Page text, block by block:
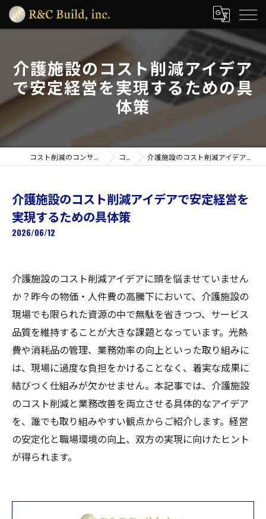
介護施設のコスト削減アイデア
で安定経営を実現するための具
体策
コラム 介護施設のコスト削減アイデアで安定経営を実現するための具体策
介護施設のコスト削減アイデアで安定経営を
実現するための具体策
2026/06/12
介護施設のコスト削減アイデアに頭を悩ませていません
か？昨今の物価・人件費の高騰下において、介護施設の
現場でも限られた資源の中で無駄を省きつつ、サービス
品質を維持することが大きな課題となっています。光熱
費や消耗品の管理、業務効率の向上といった取り組みに
は、現場に過度な負担をかけることなく、着実な成果に
結びつく仕組みが欠かせません。本記事では、介護施設
のコスト削減と業務改善を両立させる具体的なアイデア
を、誰でも取り組みやすい観点からご紹介します。経営
の安定化と職場環境の向上、双方の実現に向けたヒント
が得られます。